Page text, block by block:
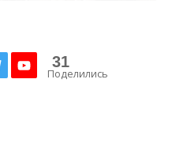
31
Поделились